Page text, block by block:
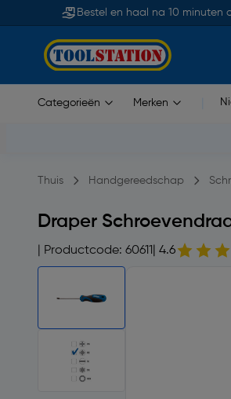
Bestel en haal na 10 minuten
Categorieën Merken
Thuis Handgereedschap
Draper
| Productcode: 60611 | 4.6